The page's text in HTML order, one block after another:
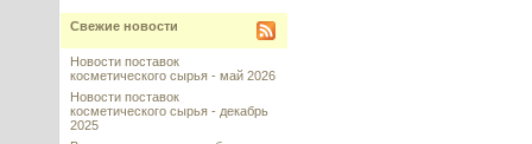
Свежие новости
Новости поставок
косметического сырья - май 2026
Новости поставок
косметического сырья - декабрь
2025